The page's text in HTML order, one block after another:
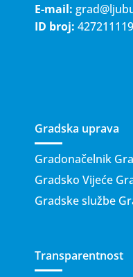
E-mail:
ID broj:
Gradska uprava
Gradonačelnik
Gradsko Vijeće
Gradske službe
Transparentnost